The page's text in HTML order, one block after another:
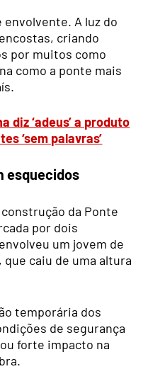
A luz do
criando
por muitos como
como a ponte mais
diz ‘adeus’ a produto
‘sem palavras’
esquecidos
da Ponte
por dois
um jovem de
caiu de uma altura
temporária dos
de segurança
forte impacto na